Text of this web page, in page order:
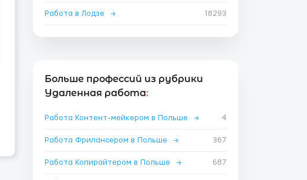
Работа в Лодзе → 18293
Больше профессий из рубрики
Удаленная работа:
Работа Контент-мейкером в Польше → 4
Работа Фрилансером в Польше → 367
Работа Копирайтером в Польше → 687